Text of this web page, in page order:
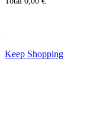
Keep Shopping